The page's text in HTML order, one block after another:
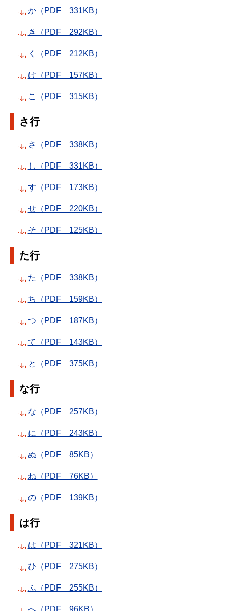
か（PDF 331KB）
き（PDF 292KB）
く（PDF 212KB）
け（PDF 157KB）
こ（PDF 315KB）
さ行
さ（PDF 338KB）
し（PDF 331KB）
す（PDF 173KB）
せ（PDF 220KB）
そ（PDF 125KB）
た行
た（PDF 338KB）
ち（PDF 159KB）
つ（PDF 187KB）
て（PDF 143KB）
と（PDF 375KB）
な行
な（PDF 257KB）
に（PDF 243KB）
ぬ（PDF 85KB）
ね（PDF 76KB）
の（PDF 139KB）
は行
は（PDF 321KB）
ひ（PDF 275KB）
ふ（PDF 255KB）